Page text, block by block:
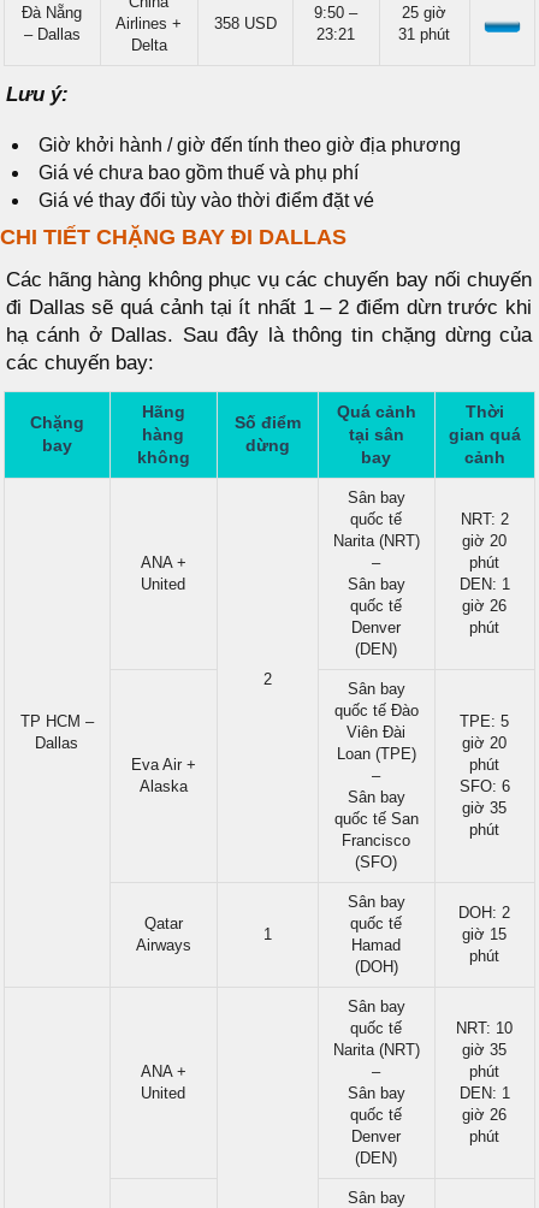
Đà Nẵng
– Dallas
Airlines +
Delta
358 USD
9:50 –
23:21
25 giờ
31 phút
Lưu ý:
Giờ khởi hành / giờ đến tính theo giờ địa phương
Giá vé chưa bao gồm thuế và phụ phí
Giá vé thay đổi tùy vào thời điểm đặt vé
CHI TIẾT CHẶNG BAY ĐI DALLAS
Các hãng hàng không phục vụ các chuyến bay nối chuyến
đi Dallas sẽ quá cảnh tại ít nhất 1 – 2 điểm dừn trước khi
hạ cánh ở Dallas. Sau đây là thông tin chặng dừng của
các chuyến bay:
Chặng
bay
Hãng
hàng
không
Số điểm
dừng
Quá cảnh
tại sân
bay
Thời
gian quá
cảnh
TP HCM –
Dallas
ANA +
United
2
Sân bay
quốc tế
Narita (NRT)
–
Sân bay
quốc tế
Denver
(DEN)
NRT: 2
giờ 20
phút
DEN: 1
giờ 26
phút
Eva Air +
Alaska
Sân bay
quốc tế Đào
Viên Đài
Loan (TPE)
–
Sân bay
quốc tế San
Francisco
(SFO)
TPE: 5
giờ 20
phút
SFO: 6
giờ 35
phút
Qatar
Airways
1
Sân bay
quốc tế
Hamad
(DOH)
DOH: 2
giờ 15
phút
ANA +
United
Sân bay
quốc tế
Narita (NRT)
–
Sân bay
quốc tế
Denver
(DEN)
NRT: 10
giờ 35
phút
DEN: 1
giờ 26
phút
Sân bay